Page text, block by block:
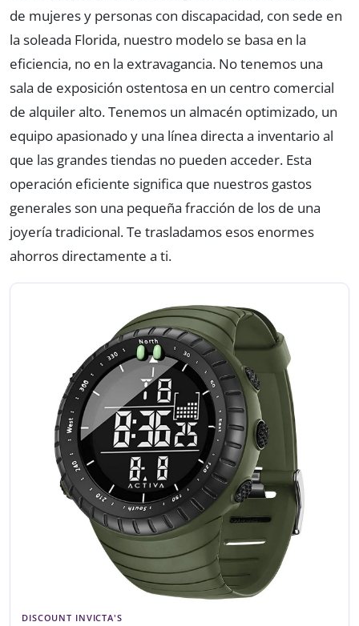
de mujeres y personas con discapacidad, con sede en
la soleada Florida, nuestro modelo se basa en la
eficiencia, no en la extravagancia. No tenemos una
sala de exposición ostentosa en un centro comercial
de alquiler alto. Tenemos un almacén optimizado, un
equipo apasionado y una línea directa a inventario al
que las grandes tiendas no pueden acceder. Esta
operación eficiente significa que nuestros gastos
generales son una pequeña fracción de los de una
joyería tradicional. Te trasladamos esos enormes
ahorros directamente a ti.
DISCOUNT INVICTA'S